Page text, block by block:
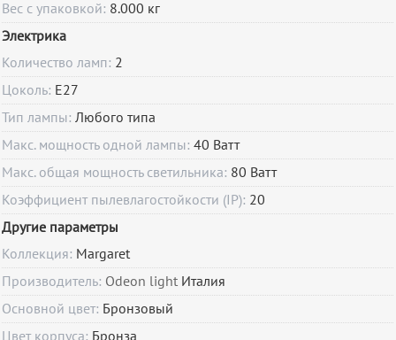
Вес с упаковкой: 8.000 кг
Электрика
Количество ламп: 2
Цоколь: E27
Тип лампы:Любого типа
Макс. мощность одной лампы:40 Ватт
Макс. общая мощность светильника: 80 Ватт
Коэффициент пылевлагостойкости (IP): 20
Другие параметры
Коллекция: Margaret
Производитель: Odeon light Италия
Основной цвет: Бронзовый